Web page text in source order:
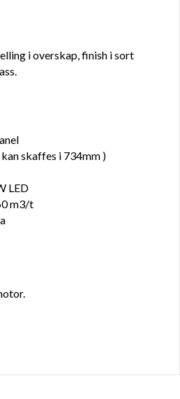
i overskap, finish i sort
skaffes i 734mm )
LED
m3/t